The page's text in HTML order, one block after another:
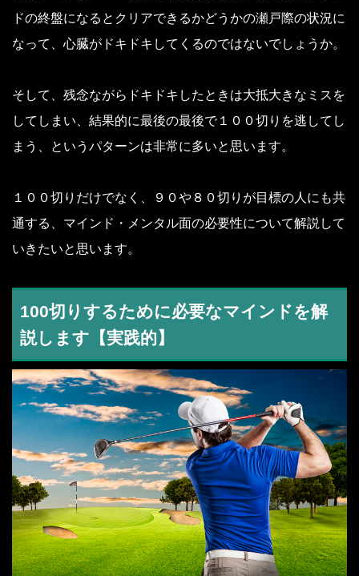
ドの終盤になるとクリアできるかどうかの瀬戸際の状況に
なって、心臓がドキドキしてくるのではないでしょうか。
そして、残念ながらドキドキしたときは大抵大きなミスを
してしまい、結果的に最後の最後で１００切りを逃してし
まう、というパターンは非常に多いと思います。
１００切りだけでなく、９０や８０切りが目標の人にも共
通する、マインド・メンタル面の必要性について解説して
いきたいと思います。
100切りするために必要なマインドを解
説します【実践的】